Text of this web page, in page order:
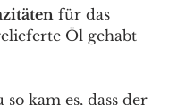
für das
Öl gehabt
so kam es, dass der